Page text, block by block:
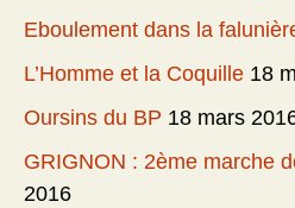
Eboulement dans la
L’Homme et la Coquille 18
Oursins du BP 18 mars
GRIGNON : 2ème marche
2016